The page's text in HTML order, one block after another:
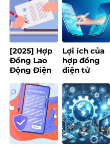
đồng lao
động điện
tử?
[2025] Hợp
Đồng Lao
Động Điện
Ích và Cách
Triển Khai
Hiệu Quả
Lợi ích của
hợp đồng
điện tử
đại số